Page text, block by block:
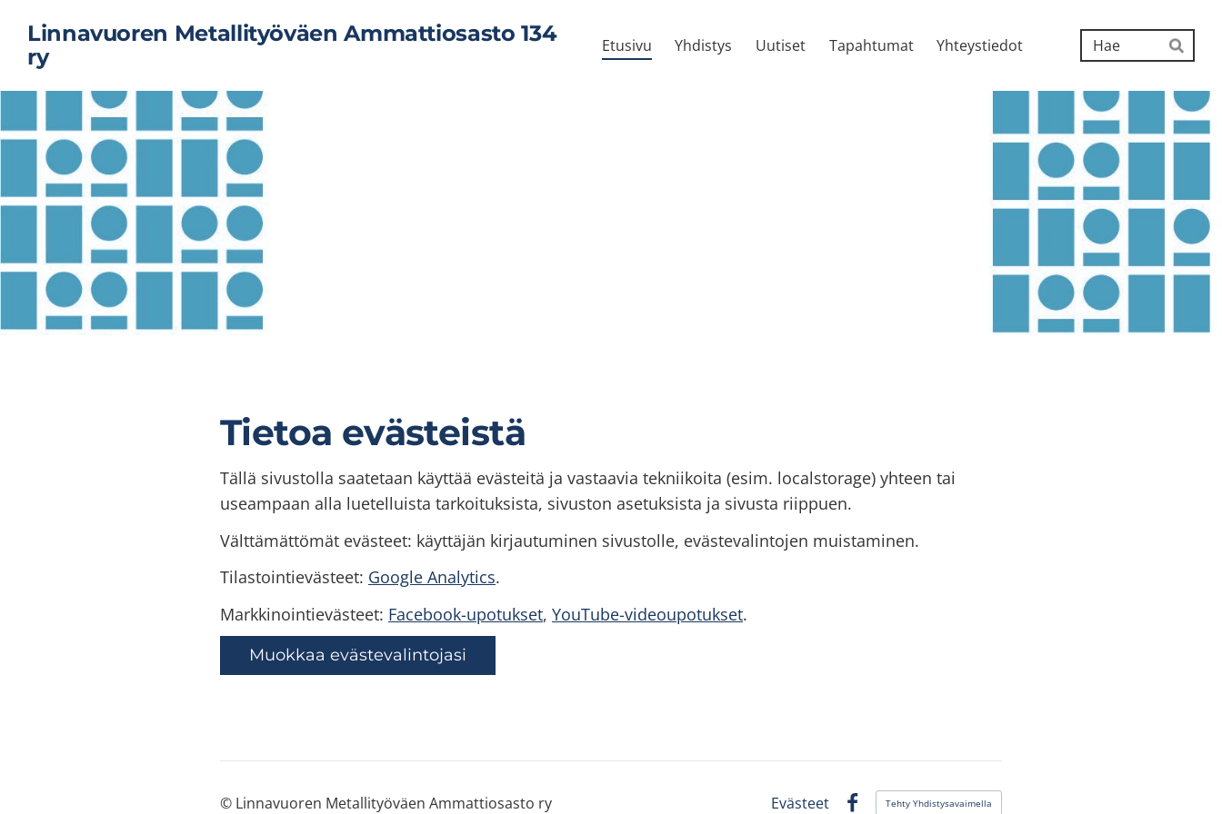
Siirry
sivun
sisältöön
Linnavuoren Metallityöväen Ammattiosasto 134
ry
Etusivu Yhdistys Uutiset Tapahtumat Yhteystiedot
Hae
Tietoa evästeistä
Tällä sivustolla saatetaan käyttää evästeitä ja vastaavia tekniikoita (esim. localstorage) yhteen tai
useampaan alla luetelluista tarkoituksista, sivuston asetuksista ja sivusta riippuen.
Välttämättömät evästeet: käyttäjän kirjautuminen sivustolle, evästevalintojen muistaminen.
Tilastointievästeet: Google Analytics.
Markkinointievästeet: Facebook-upotukset, YouTube-videoupotukset.
Muokkaa evästevalintojasi
© Linnavuoren Metallityöväen Ammattiosasto ry
Evästeet
Tehty Yhdistysavaimella